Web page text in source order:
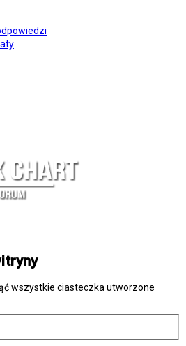
wszystkie ciasteczka utworzone